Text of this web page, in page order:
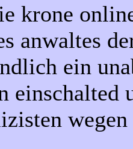
krone
anwaltes
ein
einschalted